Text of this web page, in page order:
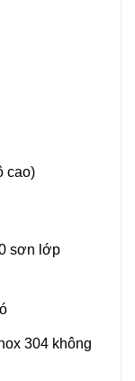
cao)
sơn lớp
304 không